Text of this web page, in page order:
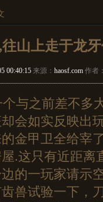
山上走于龙
00:40:15 来源： haosf.com 作者
与之前差不多
会如实反映出
金甲卫全给宰
.这只有近距离
的一玩家请示
兽试验一下，